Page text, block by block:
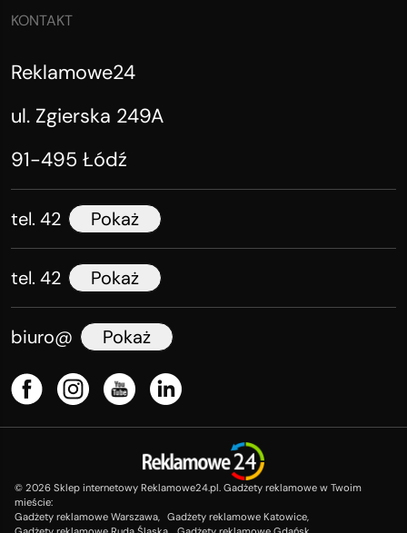
KONTAKT
Reklamowe24
ul. Zgierska 249A
91-495 Łódź
tel. 42 Pokaż
tel. 42 Pokaż
biuro@ Pokaż
© 2026 Sklep internetowy Reklamowe24.pl. Gadżety reklamowe w Twoim
mieście:
Gadżety reklamowe Warszawa, Gadżety reklamowe Katowice,